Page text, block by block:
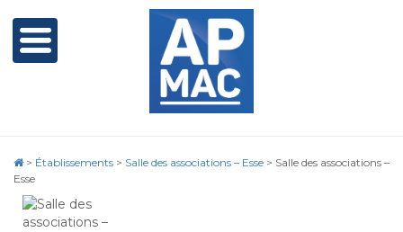
> Établissements > Salle des associations – Esse > Salle des associations –
Esse